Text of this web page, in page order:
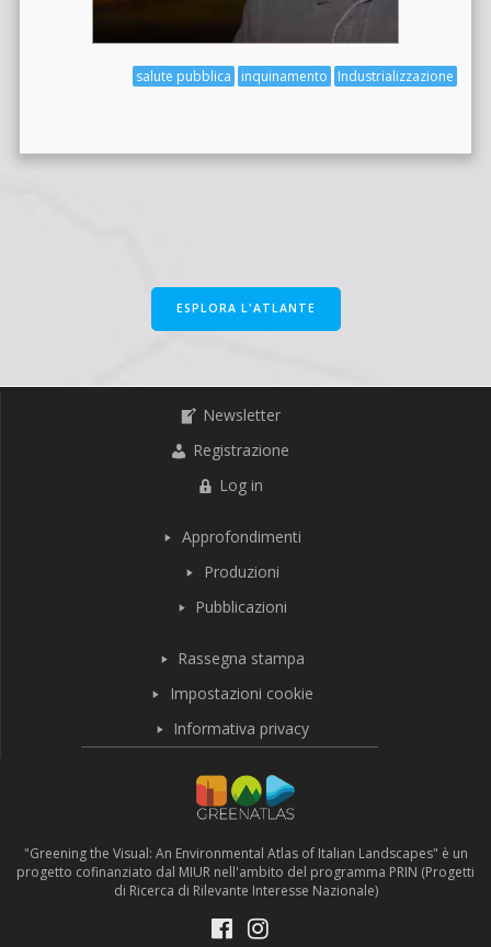
Industrializzazione
inquinamento
salute pubblica
ESPLORA L'ATLANTE
Newsletter
Registrazione
Log in
Approfondimenti
Produzioni
Pubblicazioni
Rassegna stampa
Impostazioni cookie
Informativa privacy
"Greening the Visual: An Environmental Atlas of Italian Landscapes" è un
progetto cofinanziato dal MIUR nell'ambito del programma PRIN (Progetti
di Ricerca di Rilevante Interesse Nazionale)